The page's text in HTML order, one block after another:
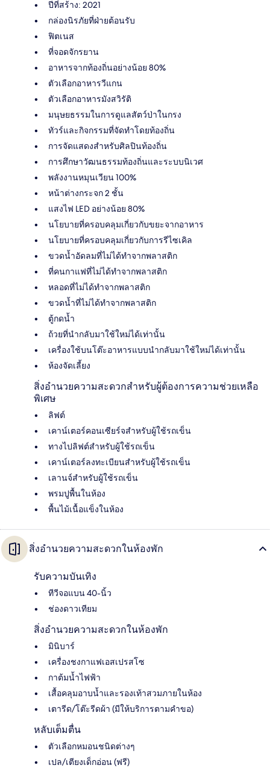
ปีที่สร้าง: 2021
กล่องนิรภัยที่ฝ่ายต้อนรับ
ฟิตเนส
ที่จอดจักรยาน
อาหารจากท้องถิ่นอย่างน้อย 80%
ตัวเลือกอาหารวีแกน
ตัวเลือกอาหารมังสวิรัติ
มนุษยธรรมในการดูแลสัตว์ป่าในกรง
ทัวร์และกิจกรรมที่จัดทำโดยท้องถิ่น
การจัดแสดงสำหรับศิลปินท้องถิ่น
การศึกษาวัฒนธรรมท้องถิ่นและระบบนิเวศ
พลังงานหมุนเวียน 100%
หน้าต่างกระจก 2 ชั้น
แสงไฟ LED อย่างน้อย 80%
นโยบายที่ครอบคลุมเกี่ยวกับขยะจากอาหาร
นโยบายที่ครอบคลุมเกี่ยวกับการรีไซเคิล
ขวดน้ำอัดลมที่ไม่ได้ทำจากพลาสติก
ที่คนกาแฟที่ไม่ได้ทำจากพลาสติก
หลอดที่ไม่ได้ทำจากพลาสติก
ขวดน้ำที่ไม่ได้ทำจากพลาสติก
ตู้กดน้ำ
ถ้วยที่นำกลับมาใช้ใหม่ได้เท่านั้น
เครื่องใช้บนโต๊ะอาหารแบบนำกลับมาใช้ใหม่ได้เท่านั้น
ห้องจัดเลี้ยง
สิ่งอำนวยความสะดวกสำหรับผู้ต้องการความช่วยเหลือ
พิเศษ
ลิฟต์
เคาน์เตอร์คอนเซียร์จสำหรับผู้ใช้รถเข็น
ทางไปลิฟต์สำหรับผู้ใช้รถเข็น
เคาน์เตอร์ลงทะเบียนสำหรับผู้ใช้รถเข็น
เลานจ์สำหรับผู้ใช้รถเข็น
พรมปูพื้นในห้อง
พื้นไม้เนื้อแข็งในห้อง
สิ่งอำนวยความสะดวกในห้องพัก
รับความบันเทิง
ทีวีจอแบน 40-นิ้ว
ช่องดาวเทียม
สิ่งอำนวยความสะดวกในห้องพัก
มินิบาร์
เครื่องชงกาแฟเอสเปรสโซ
กาต้มน้ำไฟฟ้า
เสื้อคลุมอาบน้ำและรองเท้าสวมภายในห้อง
เตารีด/โต๊ะรีดผ้า (มีให้บริการตามคำขอ)
หลับเต็มตื่น
ตัวเลือกหมอนชนิดต่างๆ
เปล/เตียงเด็กอ่อน (ฟรี)